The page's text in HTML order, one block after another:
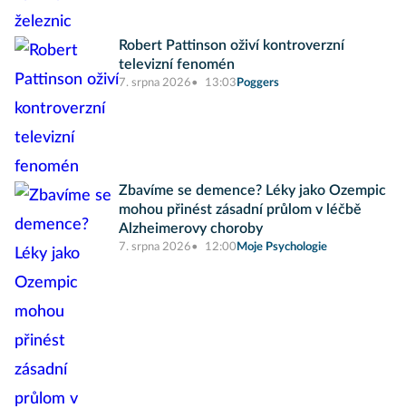
Robert Pattinson oživí kontroverzní
televizní fenomén
7. srpna 2026 13:03 Poggers
Zbavíme se demence? Léky jako Ozempic
mohou přinést zásadní průlom v léčbě
Alzheimerovy choroby
7. srpna 2026 12:00 Moje Psychologie